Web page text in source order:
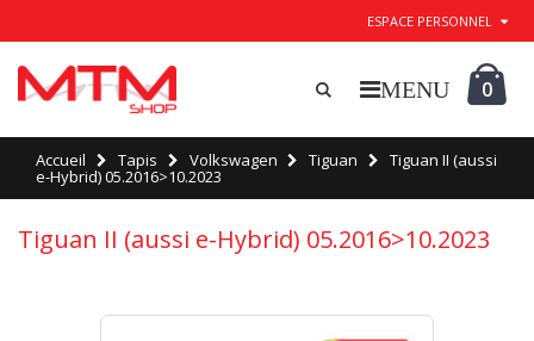
ESPACE PERSONNEL
0
Accueil Tapis Volkswagen Tiguan Tiguan II (aussi
e-Hybrid) 05.2016>10.2023
Tiguan II (aussi e-Hybrid) 05.2016>10.2023